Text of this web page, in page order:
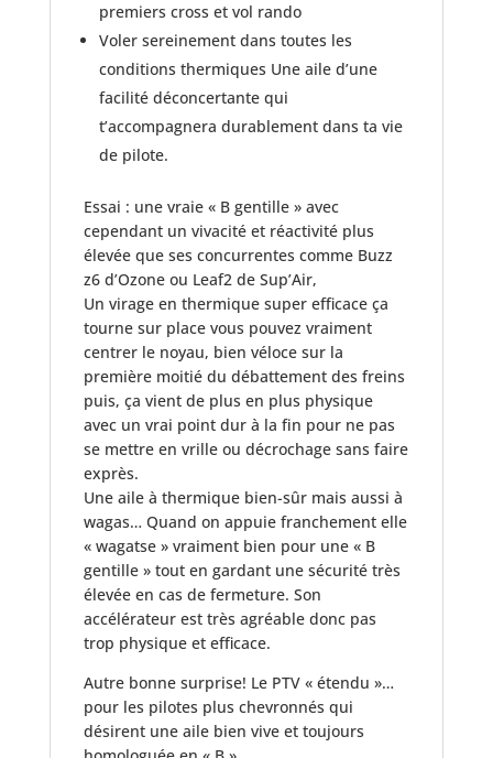
premiers cross et vol rando
Voler sereinement dans toutes les
conditions thermiques Une aile d’une
facilité déconcertante qui
t’accompagnera durablement dans ta vie
de pilote.
Essai : une vraie « B gentille » avec
cependant un vivacité et réactivité plus
élevée que ses concurrentes comme Buzz
z6 d’Ozone ou Leaf2 de Sup’Air,
Un virage en thermique super efficace ça
tourne sur place vous pouvez vraiment
centrer le noyau, bien véloce sur la
première moitié du débattement des freins
puis, ça vient de plus en plus physique
avec un vrai point dur à la fin pour ne pas
se mettre en vrille ou décrochage sans faire
exprès.
Une aile à thermique bien-sûr mais aussi à
wagas… Quand on appuie franchement elle
« wagatse » vraiment bien pour une « B
gentille » tout en gardant une sécurité très
élevée en cas de fermeture. Son
accélérateur est très agréable donc pas
trop physique et efficace.
Autre bonne surprise! Le PTV « étendu »…
pour les pilotes plus chevronnés qui
désirent une aile bien vive et toujours